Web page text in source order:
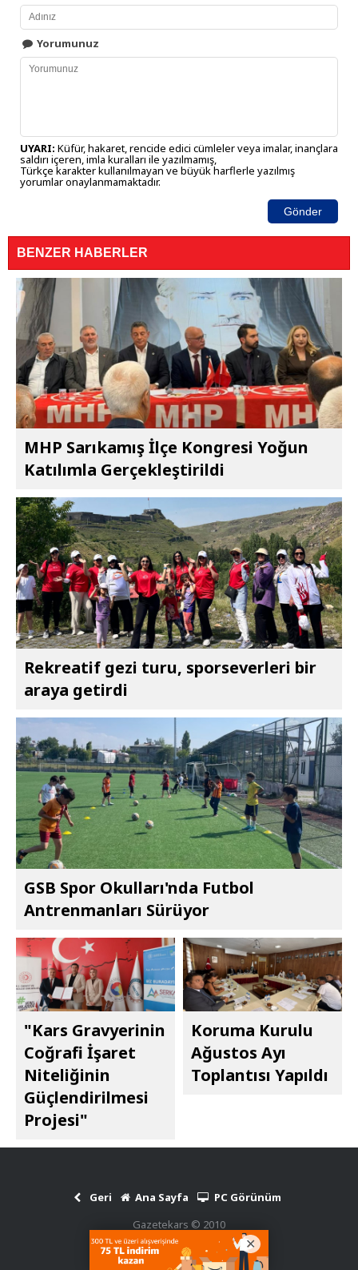
Yorumunuz
UYARI: Küfür, hakaret, rencide edici cümleler veya imalar, inançlara
saldırı içeren, imla kuralları ile yazılmamış,
Türkçe karakter kullanılmayan ve büyük harflerle yazılmış
yorumlar onaylanmamaktadır.
Gönder
BENZER HABERLER
MHP Sarıkamış İlçe Kongresi Yoğun
Katılımla Gerçekleştirildi
Rekreatif gezi turu, sporseverleri bir
araya getirdi
GSB Spor Okulları'nda Futbol
Antrenmanları Sürüyor
"Kars Gravyerinin
Coğrafi İşaret
Niteliğinin
Güçlendirilmesi
Projesi"
Koruma Kurulu
Ağustos Ayı
Toplantısı Yapıldı
Geri Ana Sayfa
PC Görünüm
Gazetekars © 2010
Haber Scripti